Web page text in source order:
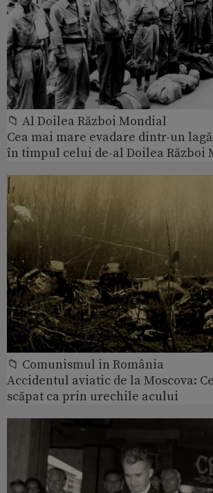
📁 Al Doilea Război Mondial
Cea mai mare evadare dintr-un
în timpul celui de-al Doilea Război
📁 Comunismul in România
Accidentul aviatic de la Moscova:
scăpat ca prin urechile acului